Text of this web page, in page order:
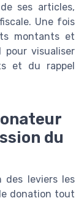
ses articles,
Une fois
montants et
pour visualiser
et du rappel
du
des leviers les
donation tout